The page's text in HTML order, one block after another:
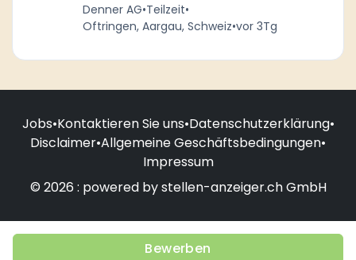
Bewerben
Denner AG•Teilzeit•
Oftringen, Aargau, Schweiz•vor 3Tg
Jobs•Kontaktieren Sie uns•Datenschutzerklärung•
Disclaimer•Allgemeine Geschäftsbedingungen•
Impressum
© 2026 : powered by stellen-anzeiger.ch GmbH